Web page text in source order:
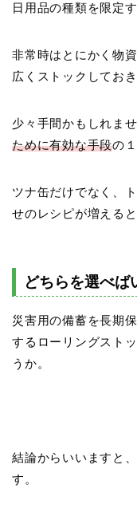
日用品の種類を限定
非常時はとにかく物
広くストックしておき
少々手間かもしれませ
ために有効な手段の
ツナ缶だけでなく、
せのレシピが増える
どちらを選べば
災害用の備蓄を長期
するローリングスト
うか。
結論からいいますと、
す。